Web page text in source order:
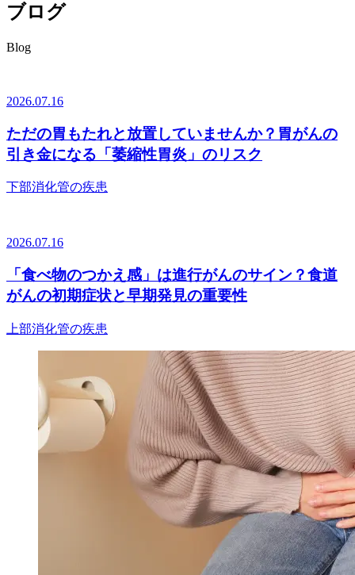
ブログ
Blog
2026.07.16
ただの胃もたれと放置していませんか？胃がんの
引き金になる「萎縮性胃炎」のリスク
下部消化管の疾患
2026.07.16
「食べ物のつかえ感」は進行がんのサイン？食道
がんの初期症状と早期発見の重要性
上部消化管の疾患